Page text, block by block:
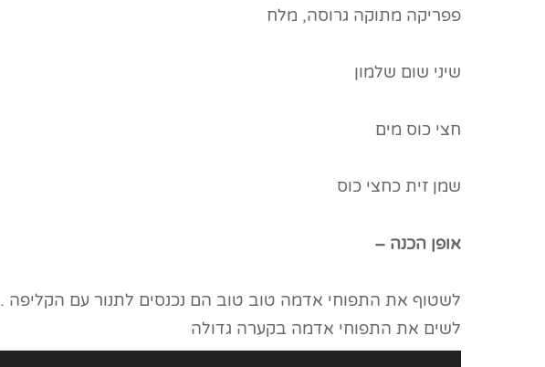
פפריקה מתוקה גרוסה, מלח
שיני שום שלמון
חצי כוס מים
שמן זית כחצי כוס
אופן הכנה –
לשטוף את התפוחי אדמה טוב טוב הם נכנסים לתנור עם הקליפה .
לשים את התפוחי אדמה בקערה גדולה